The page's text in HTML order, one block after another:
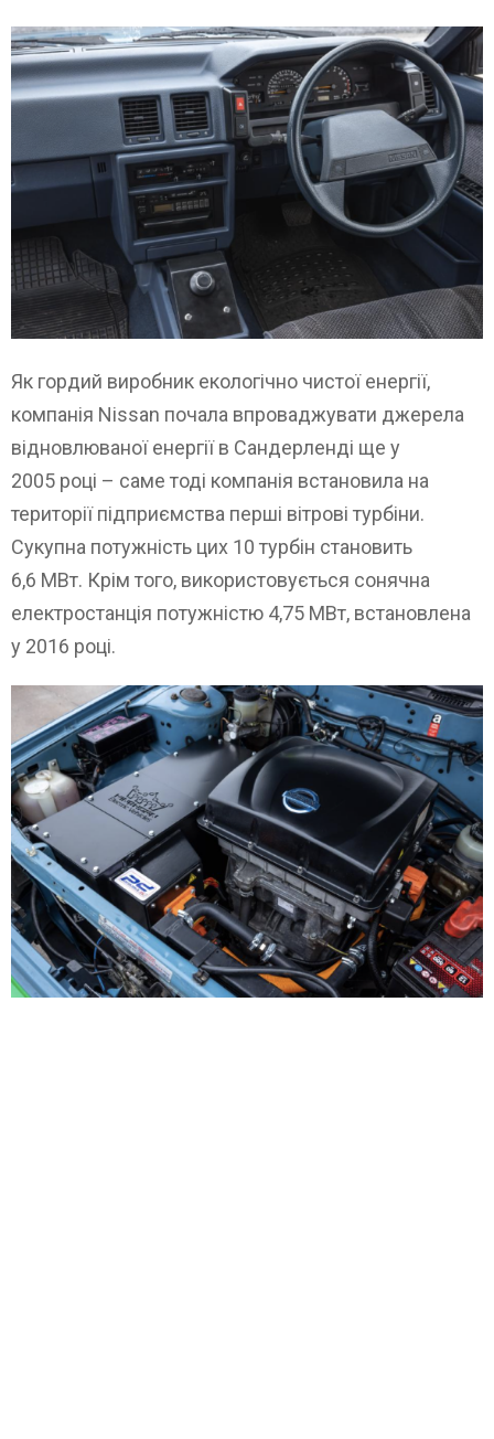
Як гордий виробник екологічно чистої енергії,
компанія Nissan почала впроваджувати джерела
відновлюваної енергії в Сандерленді ще у
2005 році – саме тоді компанія встановила на
території підприємства перші вітрові турбіни.
Сукупна потужність цих 10 турбін становить
6,6 МВт. Крім того, використовується сонячна
електростанція потужністю 4,75 МВт, встановлена
у 2016 році.